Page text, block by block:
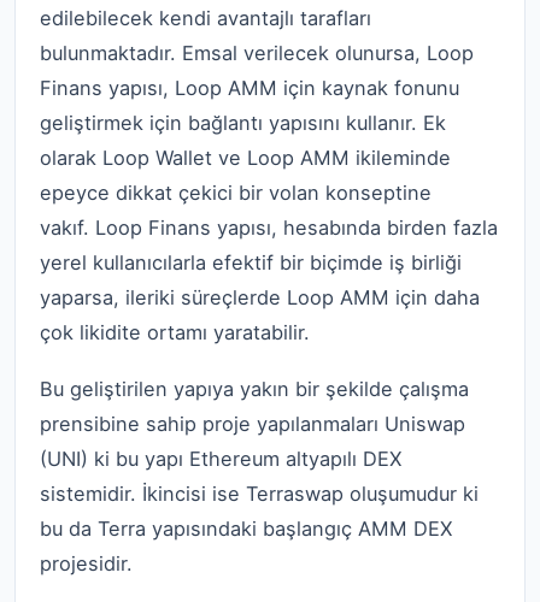
edilebilecek kendi avantajlı tarafları
bulunmaktadır. Emsal verilecek olunursa, Loop
Finans yapısı, Loop AMM için kaynak fonunu
geliştirmek için bağlantı yapısını kullanır. Ek
olarak Loop Wallet ve Loop AMM ikileminde
epeyce dikkat çekici bir volan konseptine
vakıf. Loop Finans yapısı, hesabında birden fazla
yerel kullanıcılarla efektif bir biçimde iş birliği
yaparsa, ileriki süreçlerde Loop AMM için daha
çok likidite ortamı yaratabilir.
Bu geliştirilen yapıya yakın bir şekilde çalışma
prensibine sahip proje yapılanmaları Uniswap
(UNI) ki bu yapı Ethereum altyapılı DEX
sistemidir. İkincisi ise Terraswap oluşumudur ki
bu da Terra yapısındaki başlangıç AMM DEX
projesidir.